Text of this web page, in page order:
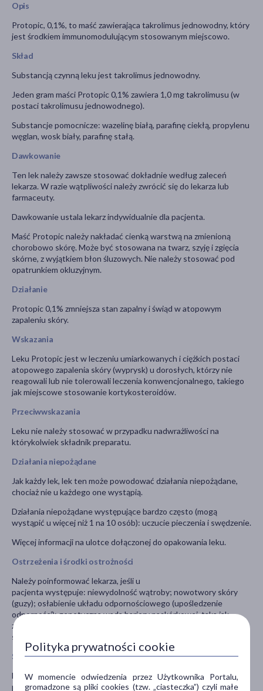
Opis
Protopic, 0,1%, to maść zawierająca takrolimus jednowodny, który
jest środkiem immunomodulującym stosowanym miejscowo.
Skład
Substancją czynną leku jest takrolimus jednowodny.
Jeden gram maści Protopic 0,1% zawiera 1,0 mg takrolimusu (w
postaci takrolimusu jednowodnego).
Substancje pomocnicze: wazelinę białą, parafinę ciekłą, propylenu
węglan, wosk biały, parafinę stałą.
Dawkowanie
Ten lek należy zawsze stosować dokładnie według zaleceń
lekarza. W razie wątpliwości należy zwrócić się do lekarza lub
farmaceuty.
Dawkowanie ustala lekarz indywidualnie dla pacjenta.
Maść Protopic należy nakładać cienką warstwą na zmienioną
chorobowo skórę. Może być stosowana na twarz, szyję i zgięcia
skórne, z wyjątkiem błon śluzowych. Nie należy stosować pod
opatrunkiem okluzyjnym.
Działanie
Protopic 0,1% zmniejsza stan zapalny i świąd w atopowym
zapaleniu skóry.
Wskazania
Leku Protopic jest w leczeniu umiarkowanych i ciężkich postaci
atopowego zapalenia skóry (wyprysk) u dorosłych, którzy nie
reagowali lub nie tolerowali leczenia konwencjonalnego, takiego
jak miejscowe stosowanie kortykosteroidów.
Przeciwwskazania
Leku nie należy stosować w przypadku nadwrażliwości na
którykolwiek składnik preparatu.
Działania niepożądane
Jak każdy lek, lek ten może powodować działania niepożądane,
chociaż nie u każdego one wystąpią.
Działania niepożądane występujące bardzo często (mogą
wystąpić u więcej niż 1 na 10 osób): uczucie pieczenia i swędzenie.
Więcej informacji na ulotce dołączonej do opakowania leku.
Ostrzeżenia i środki ostrożności
Należy poinformować lekarza, jeśli u
pacjenta występuje: niewydolność wątroby; nowotwory skóry
(guzy); osłabienie układu odpornościowego (upośledzenie
odporności); genetyczna wada bariery naskórkowej, taka jak
zespół Nethertona; obrzęk węzłów chłonnych; zakażone zmiany
skórne; zmiana w wyglądzie skóry.
Stosowanie innych leków
Należy powiedzieć lekarzowi lub farmaceucie o wszystkich lekach
przyjmowanych przez pacjenta obecnie lub ostatnio, a także o
Polityka prywatności cookie
W momencie odwiedzenia przez Użytkownika Portalu,
gromadzone są pliki cookies (tzw. „ciasteczka”) czyli małe